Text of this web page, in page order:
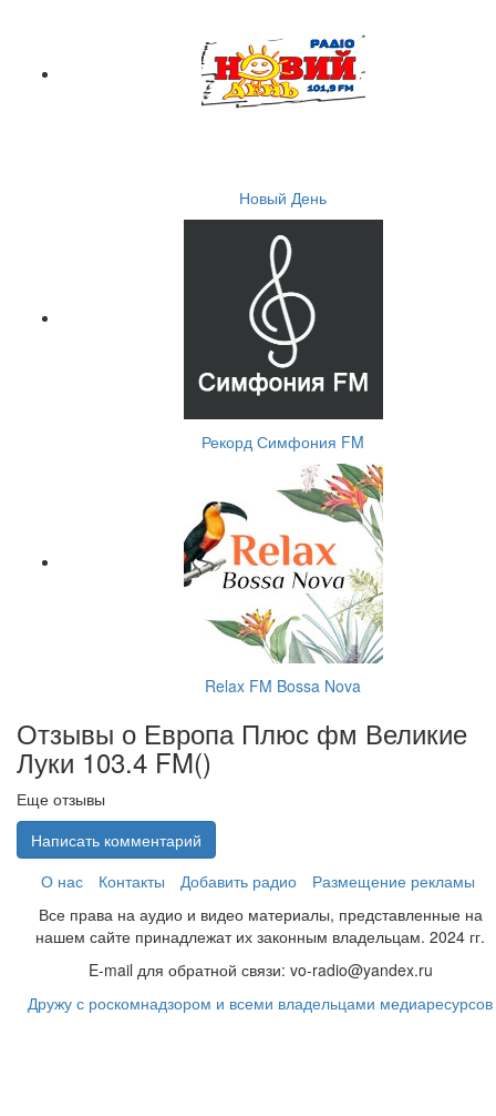
Новый День
Рекорд Симфония FM
Relax FM Bossa Nova
Отзывы о Европа Плюс фм Великие
Луки 103.4 FM()
Еще отзывы
Написать комментарий
О нас
Контакты Добавить радио
Размещение рекламы
Все права на аудио и видео материалы, представленные на
нашем сайте принадлежат их законным владельцам. 2024 гг.
E-mail для обратной связи: vo-radio@yandex.ru
Дружу с роскомнадзором и всеми владельцами медиаресурсов